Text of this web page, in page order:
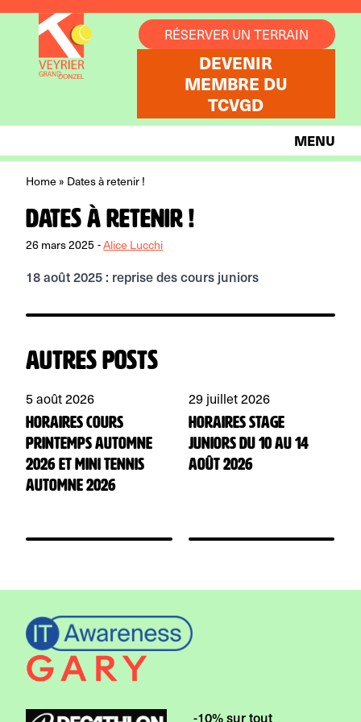
RÉSERVER UN TERRAIN
DEVENIR
MEMBRE DU
TCVGD
MENU
Home» Dates à retenir !
Dates à retenir !
26 mars 2025 -Alice Lucchi
18 août 2025 : reprise des cours juniors
Autres posts
5 août 2026
HORAIRES Cours
Printemps automne
2026 et mini tennis
automne 2026
29 juillet 2026
HORAIRES Stage
juniors du 10 au 14
août 2026
-10% sur tout